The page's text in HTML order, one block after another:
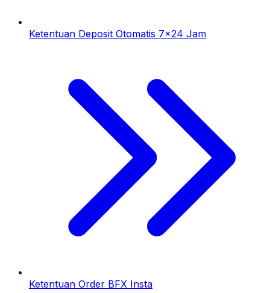
Ketentuan Deposit Otomatis 7x24 Jam
Ketentuan Order BFX Insta